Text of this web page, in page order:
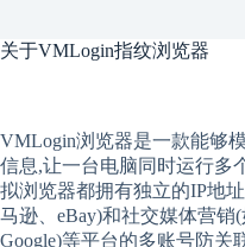
关于VMLogin指纹浏览器
VMLogin浏览器是一款能够
信息,让一台电脑同时运行多
拟浏览器都拥有独立的IP地
马逊、eBay)和社交媒体营销(
Google)等平台的多账号防关